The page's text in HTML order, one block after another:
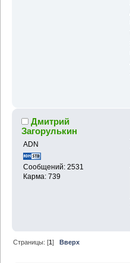
Дмитрий
Загорулькин
ADN
Сообщений: 2531
Карма: 739
Страницы: [1]Вверх